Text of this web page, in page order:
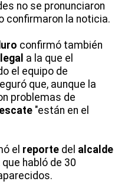
no se pronunciaron
confirmaron la noticia.
confirmó también
a la que el
el equipo de
que, aunque la
problemas de
"están en el
el reporte del alcalde
que habló de 30